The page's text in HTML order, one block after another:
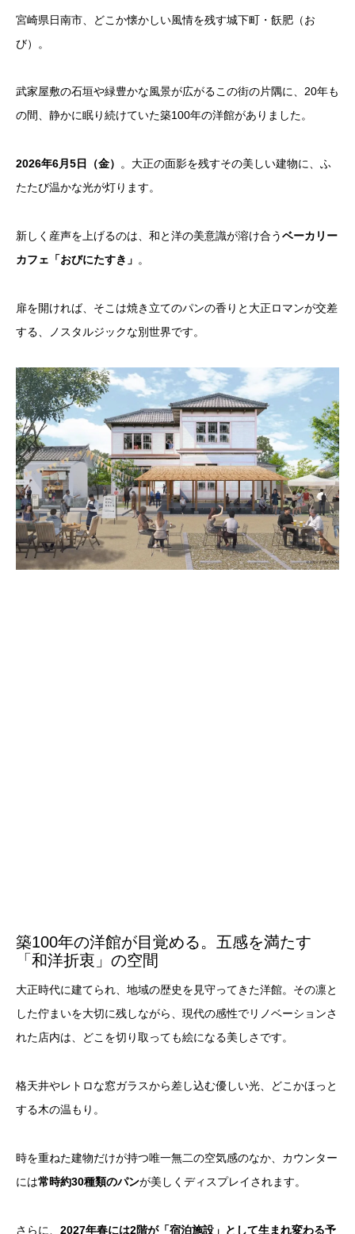
宮崎県日南市、どこか懐かしい風情を残す城下町・飫肥（お
び）。
武家屋敷の石垣や緑豊かな風景が広がるこの街の片隅に、20年も
の間、静かに眠り続けていた築100年の洋館がありました。
2026年6月5日（金）
。大正の面影を残すその美しい建物に、ふ
たたび温かな光が灯ります。
新しく産声を上げるのは、和と洋の美意識が溶け合うベーカリー
カフェ「おびにたすき」 。
扉を開ければ、そこは焼き立てのパンの香りと大正ロマンが交差
する、ノスタルジックな別世界です。
築100年の洋館が目覚める。五感を満たす
「和洋折衷」の空間
大正時代に建てられ、地域の歴史を見守ってきた洋館。その凛と
した佇まいを大切に残しながら、現代の感性でリノベーションさ
れた店内は、どこを切り取っても絵になる美しさです。
格天井やレトロな窓ガラスから差し込む優しい光、どこかほっと
する木の温もり。
時を重ねた建物だけが持つ唯一無二の空気感のなか、カウンター
には常時約30種類のパンが美しくディスプレイされます。
さらに、 2027年春には2階が「宿泊施設」として生まれ変わる予